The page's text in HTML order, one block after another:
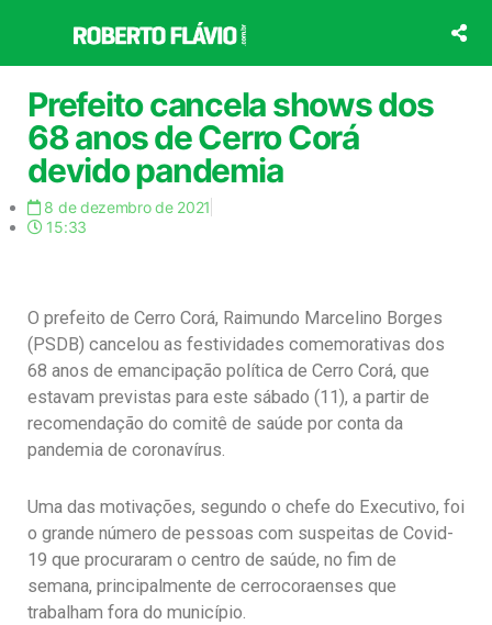
o
conteúdo
Prefeito cancela shows dos
68 anos de Cerro Corá
devido pandemia
8 de dezembro de 2021
15:33
O prefeito de Cerro Corá, Raimundo Marcelino Borges
(PSDB) cancelou as festividades comemorativas dos
68 anos de emancipação política de Cerro Corá, que
estavam previstas para este sábado (11), a partir de
recomendação do comitê de saúde por conta da
pandemia de coronavírus.
Uma das motivações, segundo o chefe do Executivo, foi
o grande número de pessoas com suspeitas de Covid-
19 que procuraram o centro de saúde, no fim de
semana, principalmente de cerrocoraenses que
trabalham fora do município.